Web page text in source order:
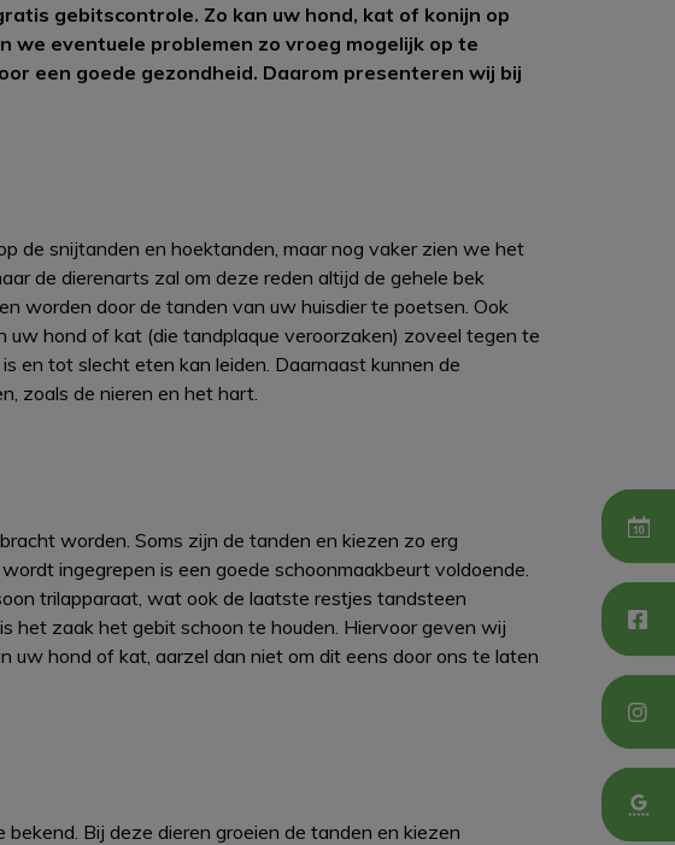
gebitscontrole. Zo kan uw hond, kat of konijn op
eventuele problemen zo vroeg mogelijk op te
een goede gezondheid. Daarom presenteren wij bij
de snijtanden en hoektanden, maar nog vaker zien we het
de dierenarts zal om deze reden altijd de gehele bek
worden door de tanden van uw huisdier te poetsen. Ook
uw hond of kat (die tandplaque veroorzaken) zoveel tegen te
en tot slecht eten kan leiden. Daarnaast kunnen de
zoals de nieren en het hart.
worden. Soms zijn de tanden en kiezen zo erg
ingegrepen is een goede schoonmaakbeurt voldoende.
trilapparaat, wat ook de laatste restjes tandsteen
zaak het gebit schoon te houden. Hiervoor geven wij
hond of kat, aarzel dan niet om dit eens door ons te laten
Bij deze dieren groeien de tanden en kiezen